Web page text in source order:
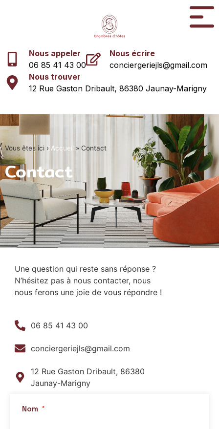
Nous appeler
06 85 41 43 00
Nous écrire
conciergeriejls@gmail.com
Nous trouver
12 Rue Gaston Dribault, 86380 Jaunay-Marigny
Vous êtes ici › Accueil » Contact
Contact
Une question qui reste sans réponse ?
N’hésitez pas à nous contacter, nous
nous ferons une joie de vous répondre !
06 85 41 43 00
conciergeriejls@gmail.com
12 Rue Gaston Dribault, 86380
Jaunay-Marigny
Nom